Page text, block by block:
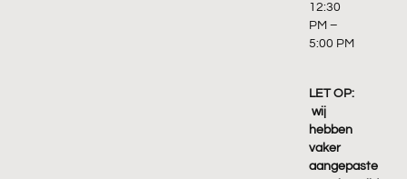
12:30
PM –
5:00 PM
LET OP:
wij
hebben
vaker
aangepaste